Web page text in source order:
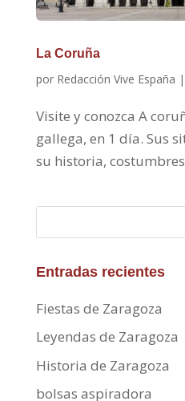
La Coruña
por Redacción Vive España |
Visite y conozca A
gallega, en 1 día. Sus
su historia,
Entradas recientes
Fiestas de Zaragoza
Leyendas de Zaragoza
Historia de Zaragoza
bolsas aspiradora